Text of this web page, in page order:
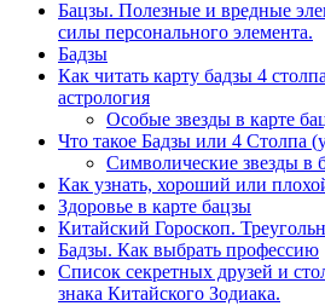
Бацзы. Полезные и вредные
силы персонального элемента.
Бадзы
Как читать карту бадзы 4
астрология
Особые звезды в карте
Что такое Бадзы или 4 Столпа
Символические звезды в
Как узнать, хороший или
Здоровье в карте бацзы
Китайский Гороскоп.
Бадзы. Как выбрать профессию
Список секретных друзей и
знака Китайского Зодиака.